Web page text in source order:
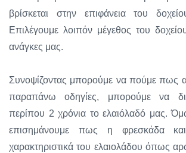
βρίσκεται στην επιφάνεια του
Επιλέγουμε λοιπόν μέγεθος του
ανάγκες μας.
Συνοψίζοντας μπορούμε να πούμε πως
παραπάνω οδηγίες, μπορούμε να
περίπου 2 χρόνια το ελαιόλαδό μας.
επισημάνουμε πως η φρεσκάδα
χαρακτηριστικά του ελαιολάδου όπως